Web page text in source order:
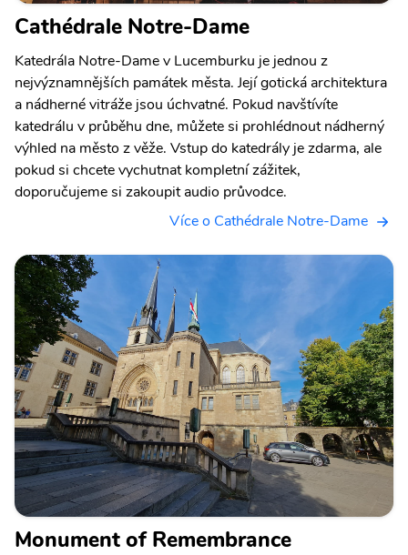
Cathédrale Notre-Dame
Katedrála Notre-Dame v Lucemburku je jednou z
nejvýznamnějších památek města. Její gotická architektura
a nádherné vitráže jsou úchvatné. Pokud navštívíte
katedrálu v průběhu dne, můžete si prohlédnout nádherný
výhled na město z věže. Vstup do katedrály je zdarma, ale
pokud si chcete vychutnat kompletní zážitek,
doporučujeme si zakoupit audio průvodce.
Více o Cathédrale Notre-Dame
Monument of Remembrance